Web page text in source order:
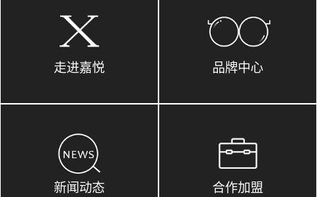
走进嘉悦 品牌中心
新闻动态 合作加盟